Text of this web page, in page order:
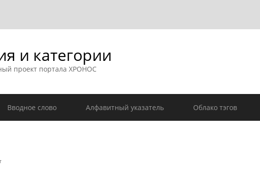
и категории
проект портала ХРОНОС
Вводное слово Алфавитный указатель Облако тэгов